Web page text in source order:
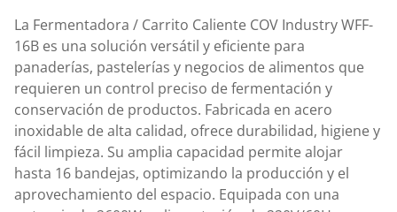
La Fermentadora / Carrito Caliente COV Industry WFF-
16B es una solución versátil y eficiente para
panaderías, pastelerías y negocios de alimentos que
requieren un control preciso de fermentación y
conservación de productos. Fabricada en acero
inoxidable de alta calidad, ofrece durabilidad, higiene y
fácil limpieza. Su amplia capacidad permite alojar
hasta 16 bandejas, optimizando la producción y el
aprovechamiento del espacio. Equipada con una